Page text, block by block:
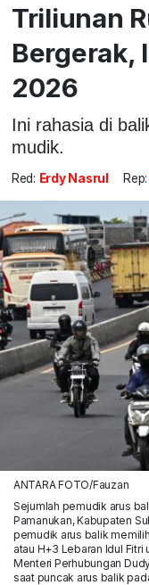
Triliunan
Bergerak,
2026
Ini rahasia di
mudik.
Red: Erdy Nasrul Rep:
ANTARA FOTO/Fauzan
Sejumlah pemudik arus
Pamanukan, Kabupaten
pemudik arus balik
atau H+3 Lebaran Idul
Menteri Perhubungan
saat puncak arus balik